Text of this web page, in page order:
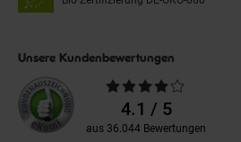
Unsere Kundenbewertungen
Durchschnittliche
Bewertungen4.1 / 5
aus 36.044 Bewertungen